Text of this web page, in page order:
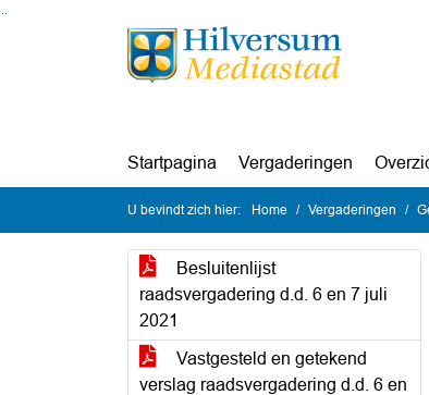
Ga naar de inhoud van deze pagina
Ga naar het zoeken
Ga naar het menu
Startpagina Vergaderingen
U bevindt zich hier: Home Vergaderingen
Besluitenlijst
raadsvergadering d.d. 6 en 7 juli
2021
Vastgesteld en getekend
verslag raadsvergadering d.d. 6 en